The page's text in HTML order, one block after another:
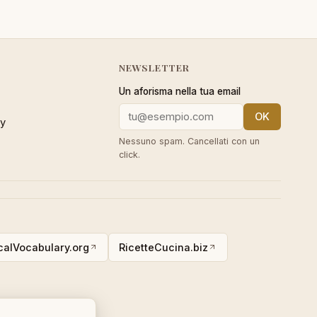
NEWSLETTER
Un aforisma nella tua email
OK
Nessuno spam. Cancellati con un
click.
RicetteCucina.biz